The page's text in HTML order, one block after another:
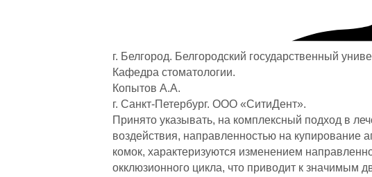
г. Белгород. Белгородский государственный
Кафедра стоматологии.
Копытов А.А.
г. Санкт-Петербург. ООО «СитиДент».
Принято указывать, на комплексный подход в
воздействия, направленностью на
комок, характеризуются изменением
окклюзионного цикла, что приводит к значимым